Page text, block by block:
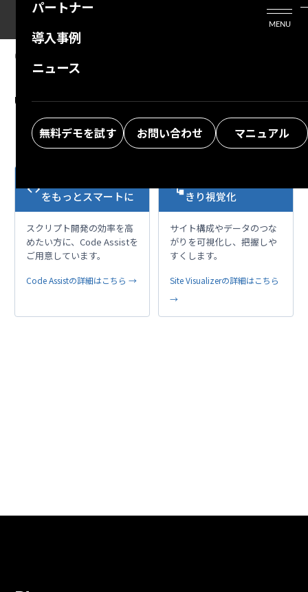
パートナー
導入事例
ニュース
無料デモを試す お問い合わせ マニュアル
MENU
06.26.2025
Developer Function: Server Script:
utilities.EmptyTime
codeをもっとスマートに
スクリプト開発の効率を高
めたい方に、Code Assistを
ご用意しています。
Code Assistの詳細はこちら →
account_treeきり視覚化
サイト構成やデータのつな
がりを可視化し、把握しや
すくします。
Site Visualizerの詳細はこちら
→